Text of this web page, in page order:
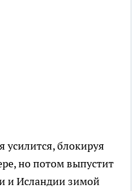
усилится, блокируя
но потом выпустит
и Исландии зимой